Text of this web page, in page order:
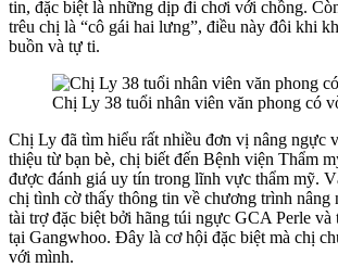
tin, đặc biệt là những dịp đi chơi với chồng.
trêu chị là “cô gái hai lưng”, điều này đôi khi
buồn và tự ti.
Chị Ly 38 tuổi nhân viên văn phong có
Chị Ly đã tìm hiểu rất nhiều đơn vị nâng ngực
thiệu từ bạn bè, chị biết đến Bệnh viện Thẩm
được đánh giá uy tín trong lĩnh vực thẩm mỹ.
chị tình cờ thấy thông tin về chương trình nâng
tài trợ đặc biệt bởi hãng túi ngực GCA Perle
tại Gangwhoo. Đây là cơ hội đặc biệt mà chị
với mình.